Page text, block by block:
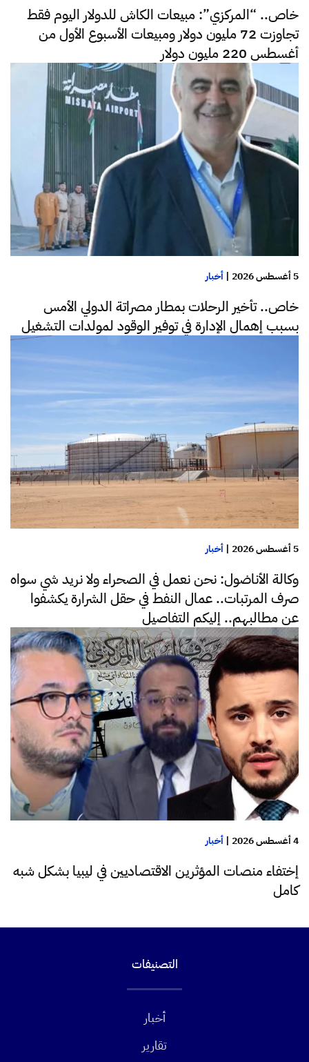
خاص.. “المركزي”: مبيعات الكاش للدولار اليوم فقط
تجاوزت 72 مليون دولار ومبيعات الأسبوع الأول من
أغسطس 220 مليون دولار
5 أغسطس 2026 | أخبار
خاص.. تأخير الرحلات بمطار مصراتة الدولي الأمس
بسبب إهمال الإدارة في توفير الوقود لمولدات التشغيل
5 أغسطس 2026 | أخبار
وكالة الأناضول: نحن نعمل في الصحراء ولا نريد شي سواه
صرف المرتبات.. عمال النفط في حقل الشرارة يكشفوا
عن مطالبهم.. إليكم التفاصيل
4 أغسطس 2026 | أخبار
إختفاء منصات المؤثرين الاقتصاديين في ليبيا بشكل شبه
كامل
التصنيفات
أخبار
تقارير